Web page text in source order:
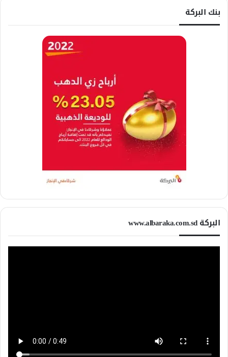
بنك البركة
البركة www.albaraka.com.sd